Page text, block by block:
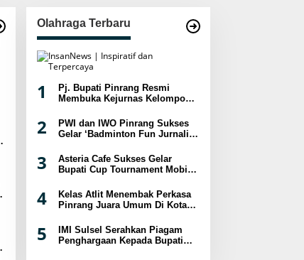
Olahraga Terbaru
1
Pj. Bupati Pinrang Resmi
Membuka Kejurnas Kelompok
Tahun 2024
2
PWI dan IWO Pinrang Sukses
Gelar ‘Badminton Fun Jurnalis
3
Asteria Cafe Sukses Gelar
Bupati Cup Tournament Mobile
Juta
4
Kelas Atlit Menembak Perkasa
Pinrang Juara Umum Di Kota
5
IMI Sulsel Serahkan Piagam
Penghargaan Kepada Bupati